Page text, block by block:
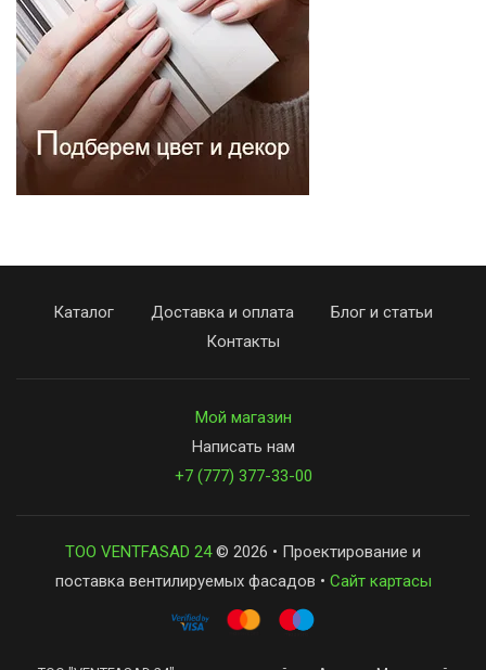
Каталог Доставка и оплата
Блог и статьи
Контакты
Мой магазин
Написать нам
+7 (777) 377-33-00
ТОО VENTFASAD 24© 2026 • Проектирование и
поставка вентилируемых фасадов • Сайт картасы